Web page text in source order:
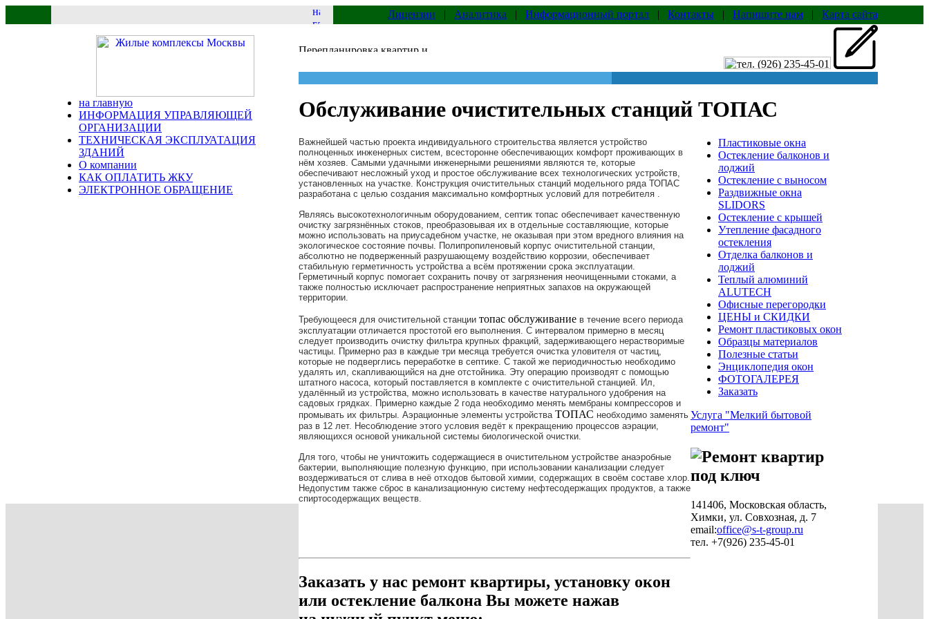
Лицензии | Аналитика | Информационный портал | Контакты | Напишите нам | Карта сайта
на главную
ИНФОРМАЦИЯ УПРАВЛЯЮЩЕЙ
ОРГАНИЗАЦИИ
ТЕХНИЧЕСКАЯ ЭКСПЛУАТАЦИЯ
ЗДАНИЙ
О компании
КАК ОПЛАТИТЬ ЖКУ
ЭЛЕКТРОННОЕ ОБРАЩЕНИЕ
Обслуживание очистительных станций ТОПАС
Важнейшей частью проекта индивидуального строительства является устройство
полноценных инженерных систем, всесторонне обеспечивающих комфорт проживающих в
нём хозяев. Самыми удачными инженерными решениями являются те, которые
обеспечивают несложный уход и простое обслуживание всех технологических устройств,
установленных на участке. Конструкция очистительных станций модельного ряда ТОПАС
разработана с целью создания максимально комфортных условий для потребителя .
Являясь высокотехнологичным оборудованием, септик топас обеспечивает качественную
очистку загрязнённых стоков, преобразовывая их в отдельные составляющие, которые
можно использовать на приусадебном участке, не оказывая при этом вредного влияния на
экологическое состояние почвы. Полипропиленовый корпус очистительной станции,
абсолютно не подверженный разрушающему воздействию коррозии, обеспечивает
стабильную герметичность устройства а всём протяжении срока эксплуатации.
Герметичный корпус помогает сохранить почву от загрязнения неочищенными стоками, а
также полностью исключает распространение неприятных запахов на окружающей
территории.
Требующееся для очистительной станции топас обслуживание в течение всего периода
эксплуатации отличается простотой его выполнения. С интервалом примерно в месяц
следует производить очистку фильтра крупных фракций, задерживающего нерастворимые
частицы. Примерно раз в каждые три месяца требуется очистка уловителя от частиц,
которые не подверглись переработке в септике. С такой же периодичностью необходимо
удалять ил, скапливающийся на дне отстойника. Эту операцию производят с помощью
штатного насоса, который поставляется в комплекте с очистительной станцией. Ил,
удалённый из устройства, можно использовать в качестве натурального удобрения на
садовых грядках. Примерно каждые 2 года необходимо менять мембраны компрессоров и
промывать их фильтры. Аэрационные элементы устройства ТОПАС необходимо заменять
раз в 12 лет. Несоблюдение этого условия ведёт к прекращению процессов аэрации,
являющихся основой уникальной системы биологической очистки.
Для того, чтобы не уничтожить содержащиеся в очистительном устройстве анаэробные
бактерии, выполняющие полезную функцию, при использовании канализации следует
воздерживаться от слива в неё отходов бытовой химии, содержащих в своём составе хлор.
Недопустим также сброс в канализационную систему нефтесодержащих продуктов, а также
спиртосодержащих веществ.
Заказать у нас ремонт квартиры, установку окон
или остекление балкона Вы можете нажав
Пластиковые окна
Остекление балконов и
лоджий
Остекление с выносом
Раздвижные окна
SLIDORS
Остекление с крышей
Утепление фасадного
остекления
Отделка балконов и
лоджий
Теплый алюминий
ALUTECH
Офисные перегородки
ЦЕНЫ и СКИДКИ
Ремонт пластиковых окон
Образцы материалов
Полезные статьи
Энциклопедия окон
ФОТОГАЛЕРЕЯ
Заказать
Услуга "Мелкий бытовой
ремонт"
141406, Московская область,
Химки, ул. Совхозная, д. 7
email:office@s-t-group.ru
тел. +7(926) 235-45-01